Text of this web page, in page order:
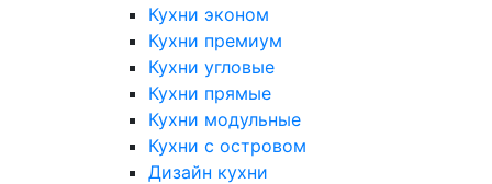
Кухни эконом
Кухни премиум
Кухни угловые
Кухни прямые
Кухни модульные
Кухни с островом
Дизайн кухни